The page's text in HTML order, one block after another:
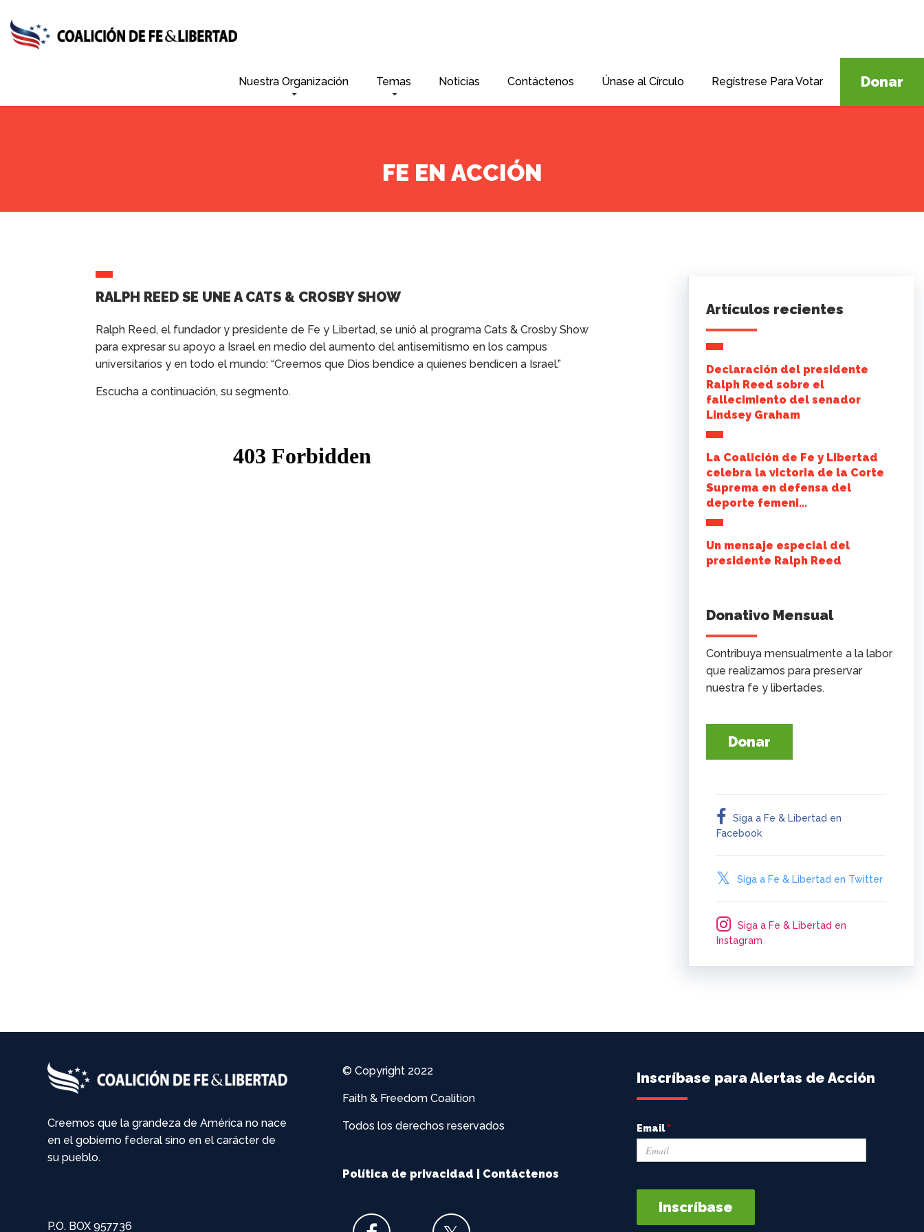
main
content
Nuestra Organización Temas Noticias Contáctenos Únase al Círculo Regístrese Para Votar Donar
FE EN ACCIÓN
RALPH REED SE UNE A CATS & CROSBY SHOW
Ralph Reed, el fundador y presidente de Fe y Libertad, se unió al programa Cats & Crosby Show
para expresar su apoyo a Israel en medio del aumento del antisemitismo en los campus
universitarios y en todo el mundo: “Creemos que Dios bendice a quienes bendicen a Israel.”
Escucha a continuación, su segmento.
Artículos recientes
Declaración del presidente
Ralph Reed sobre el
fallecimiento del senador
Lindsey Graham
La Coalición de Fe y Libertad
celebra la victoria de la Corte
Suprema en defensa del
deporte femeni...
Un mensaje especial del
presidente Ralph Reed
Donativo Mensual
Contribuya mensualmente a la labor
que realizamos para preservar
nuestra fe y libertades.
Donar
Siga a Fe & Libertad en
Facebook
Siga a Fe & Libertad en Twitter
Siga a Fe & Libertad en
Instagram
Creemos que la grandeza de América no nace
en el gobierno federal sino en el carácter de
su pueblo.
P.O. BOX 957736
© Copyright 2022
Faith & Freedom Coalition
Todos los derechos reservados
Política de privacidad Contáctenos
Inscríbase para Alertas de Acción
Email*